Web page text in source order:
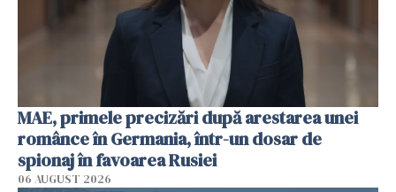
MAE, primele precizări după arestarea unei
românce în Germania, într-un dosar de
spionaj în favoarea Rusiei
06 AUGUST 2026